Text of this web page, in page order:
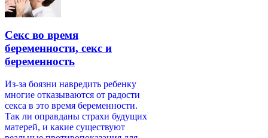
Секс во время
беременности, секс и
беременность
Из-за боязни навредить ребенку
многие отказываются от радости
секса в это время беременности.
Так ли оправданы страхи будущих
матерей, и какие существуют